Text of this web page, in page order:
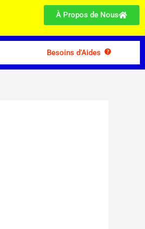
À Propos de Nous
Besoins d’Aides